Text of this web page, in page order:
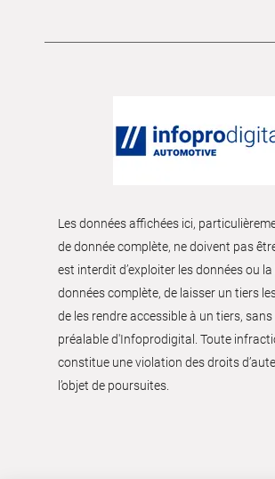
Les données affichées ici,
de donnée complète, ne doivent pas
est interdit d’exploiter les données ou la
données complète, de laisser un tiers
de les rendre accessible à un tiers,
préalable d'Infoprodigital. Toute
constitue une violation des droits
l’objet de poursuites.